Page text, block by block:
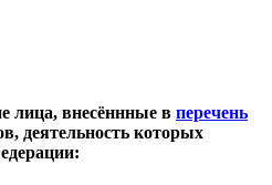
лица, внесённные в перечень
деятельность которых